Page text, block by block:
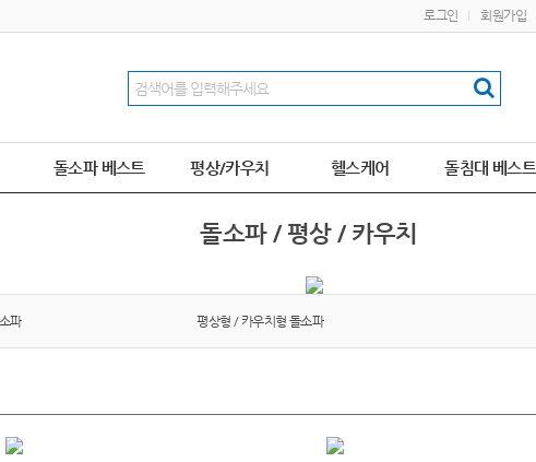
로그인 회원가입
돌소파 베스트 평상/카우치 헬스케어 돌침대 베스트
돌소파 / 평상 / 카우치
파 평상형 / 카우치형 돌소파